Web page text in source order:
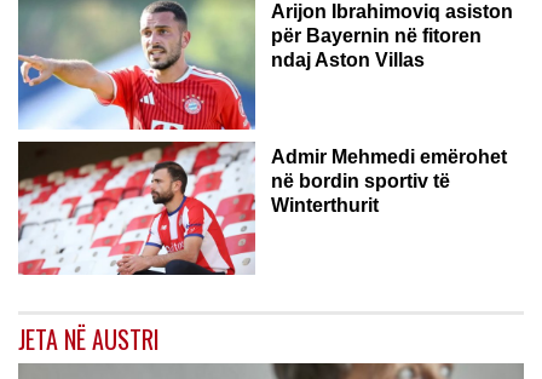
Arijon Ibrahimoviq asiston
për Bayernin në fitoren
ndaj Aston Villas
ZVICËR
Admir Mehmedi emërohet
në bordin sportiv të
Winterthurit
JETA NË AUSTRI